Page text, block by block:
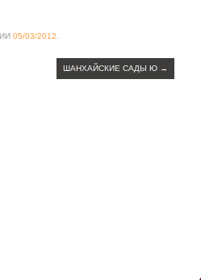
05/03/2012
ШАНХАЙСКИЕ САДЫ Ю →